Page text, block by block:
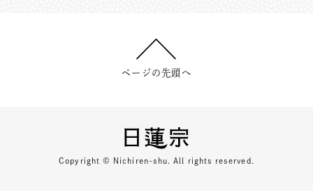
ページの先頭へ
Copyright © Nichiren-shu. All rights reserved.